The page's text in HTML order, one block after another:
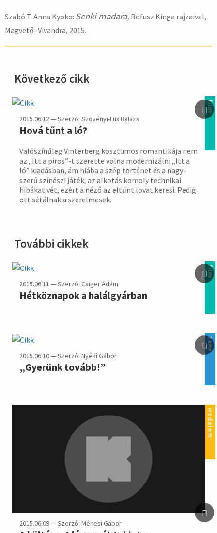
Szabó T. Anna Kyoko: Senki madara, Rofusz Kinga rajzaival,
Magvető–Vivandra, 2015.
Következő cikk
film
2015.06.12 — Szerző: Szövényi-Lux Balázs
Hová tűnt a ló?
Valószínűleg Vinterberg kosztü­mös roman­tikája nem
az „Itt a piros”-t sze­rette volna moder­nizálni „Itt a
ló” kiadás­ban, ám hiába a szép törté­net és a nagy­
szerű színészi játék, az alko­tás komoly tech­nikai
hibá­kat vét, ezért a néző az eltűnt lovat keresi. Pedig
ott sétál­nak a szerel­mesek.
További cikkek
film
2015.06.11 — Szerző: Csiger Ádám
Hétköznapok a halálgyárban
zene
2015.06.10 — Szerző: Nyéki Gábor
„Gyerünk tovább!”
irodalom
2015.06.09 — Szerző: Ménesi Gábor